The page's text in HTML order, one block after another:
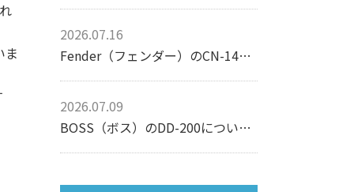
ま
2026.07.16
Fender（フェンダー）のCN-140SCEについて【アコースティックギター】
2026.07.09
BOSS（ボス）のDD-200について【エフェクター】